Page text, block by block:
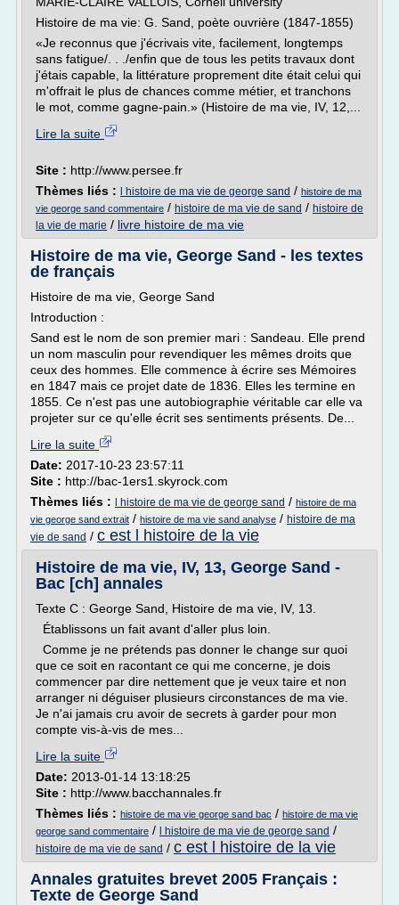
Histoire de ma vie: G. Sand, poète ouvrière (1847-1855)
«Je reconnus que j'écrivais vite, facilement, longtemps
sans fatigue/. . ./enfin que de tous les petits travaux dont
j'étais capable, la littérature proprement dite était celui qui
m'offrait le plus de chances comme métier, et tranchons
le mot, comme gagne-pain.» (Histoire de ma vie, IV, 12,...
Lire la suite
Site : http://www.persee.fr
Thèmes liés :
l histoire de ma vie de george sand / histoire de ma
vie george sand commentaire / histoire de ma vie de sand / histoire de
la vie de marie / livre histoire de ma vie
Histoire de ma vie, George Sand - les textes
de français
Histoire de ma vie, George Sand
Introduction :
Sand est le nom de son premier mari : Sandeau. Elle prend
un nom masculin pour revendiquer les mêmes droits que
ceux des hommes. Elle commence à écrire ses Mémoires
en 1847 mais ce projet date de 1836. Elles les termine en
1855. Ce n'est pas une autobiographie véritable car elle va
projeter sur ce qu'elle écrit ses sentiments présents. De...
Lire la suite
Date: 2017-10-23 23:57:11
Site : http://bac-1ers1.skyrock.com
Thèmes liés :
l histoire de ma vie de george sand / histoire de ma
vie george sand extrait / histoire de ma vie sand analyse / histoire de ma
vie de sand / c est l histoire de la vie
Histoire de ma vie, IV, 13, George Sand -
Bac [ch] annales
Texte C : George Sand, Histoire de ma vie, IV, 13.
Établissons un fait avant d'aller plus loin.
Comme je ne prétends pas donner le change sur quoi
que ce soit en racontant ce qui me concerne, je dois
commencer par dire nettement que je veux taire et non
arranger ni déguiser plusieurs circonstances de ma vie.
Je n'ai jamais cru avoir de secrets à garder pour mon
compte vis-à-vis de mes...
Lire la suite
Date: 2013-01-14 13:18:25
Site : http://www.bacchannales.fr
Thèmes liés : histoire de ma vie george sand bac / histoire de ma vie
george sand commentaire / l histoire de ma vie de george sand /
histoire de ma vie de sand / c est l histoire de la vie
Annales gratuites brevet 2005 Français :
Texte de George Sand